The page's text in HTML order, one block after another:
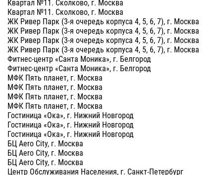
Квартал №11. Сколково, г. Москва
Квартал №11. Сколково, г. Москва
ЖК Ривер Парк (3-я очередь корпуса 4, 5, 6, 7), г. Москва
ЖК Ривер Парк (3-я очередь корпуса 4, 5, 6, 7), г. Москва
ЖК Ривер Парк (3-я очередь корпуса 4, 5, 6, 7), г. Москва
ЖК Ривер Парк (3-я очередь корпуса 4, 5, 6, 7), г. Москва
Фитнес-центр «Санта Моника», г. Белгород
Фитнес-центр «Санта Моника», г. Белгород
МФК Пять планет, г. Москва
МФК Пять планет, г. Москва
МФК Пять планет, г. Москва
МФК Пять планет, г. Москва
Гостиница «Ока», г. Нижний Новгород
Гостиница «Ока», г. Нижний Новгород
Гостиница «Ока», г. Нижний Новгород
БЦ Aero City, г. Москва
БЦ Aero City, г. Москва
БЦ Aero City, г. Москва
Центр Обслуживания Населения, г. Санкт-Петербург